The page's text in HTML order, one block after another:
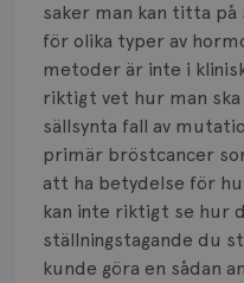
saker man kan titta på
för olika typer av
metoder är inte i
riktigt vet hur man ska
sällsynta fall av
primär bröstcancer
att ha betydelse för
kan inte riktigt se hur
ställningstagande du
kunde göra en sådan